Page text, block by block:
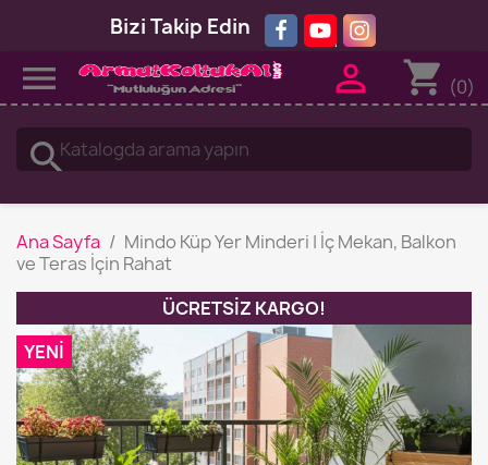
Bizi Takip Edin
 shopping_cart (0)

search
Ana Sayfa
Mindo Küp Yer Minderi | İç Mekan, Balkon
ve Teras İçin Rahat
ÜCRETSIZ KARGO!
YENI